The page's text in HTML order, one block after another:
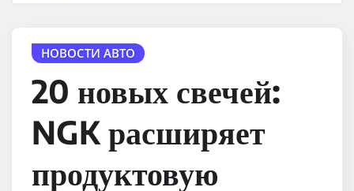
НОВОСТИ АВТО
20 новых свечей:
NGK расширяет
продуктовую